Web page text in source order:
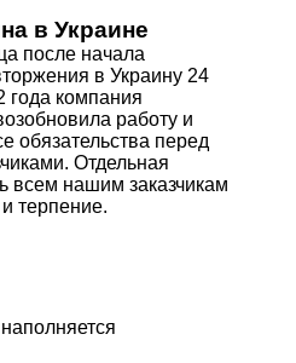
в Украине
после начала
в Украину 24
года компания
работу и
обязательства перед
Отдельная
всем нашим заказчикам
терпение.